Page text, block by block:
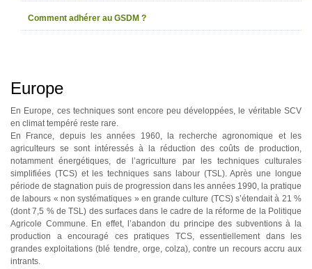
Comment adhérer au GSDM ?
Europe
En Europe, ces techniques sont encore peu développées, le véritable SCV
en climat tempéré reste rare.
En France, depuis les années 1960, la recherche agronomique et les
agriculteurs se sont intéressés à la réduction des coûts de production,
notamment énergétiques, de l’agriculture par les techniques culturales
simplifiées (TCS) et les techniques sans labour (TSL). Après une longue
période de stagnation puis de progression dans les années 1990, la pratique
de labours « non systématiques » en grande culture (TCS) s’étendait à 21 %
(dont 7,5 % de TSL) des surfaces dans le cadre de la réforme de la Politique
Agricole Commune. En effet, l’abandon du principe des subventions à la
production a encouragé ces pratiques TCS, essentiellement dans les
grandes exploitations (blé tendre, orge, colza), contre un recours accru aux
intrants.